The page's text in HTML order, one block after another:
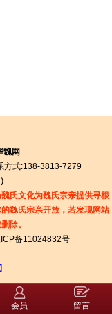
魏网
方式:138-3813-7279
氏文化为魏氏宗亲提供寻根
魏氏宗亲开放，若发现网站
除。
备11024832号
会员 留言